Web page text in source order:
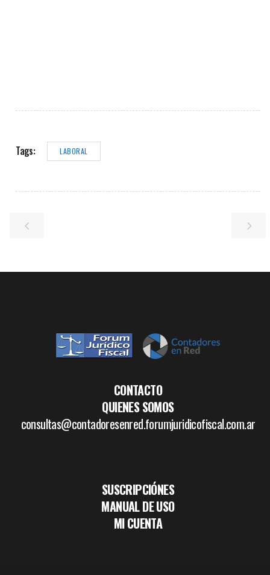
Tags: LABORAL
CONTACTO
QUIENES SOMOS
consultas@contadoresenred.forumjuridicofiscal.com.ar
SUSCRIPCIÓNES
MANUAL DE USO
MI CUENTA